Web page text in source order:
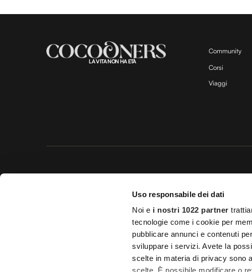
Uso responsabile dei dati
Noi e i nostri 1022 partner
tecnologie come i cookie per
pubblicare annunci e contenuti
sviluppare i servizi. Avete la
scelte in materia di privacy sono
LA VITA NON HA ETÀ
Community
Corsi
Viaggi
Impostazioni dei Cookies
Licenza Agenzia di viaggio e T.O.